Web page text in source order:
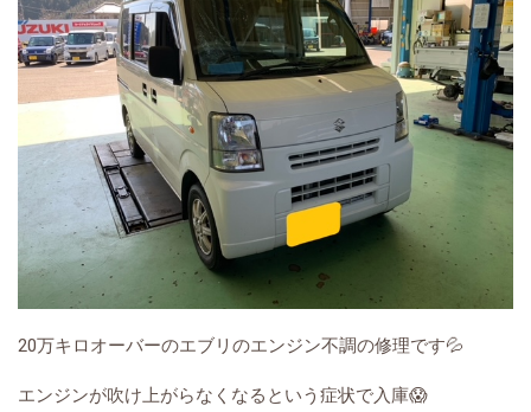
20万キロオーバーのエブリのエンジン不調の修理です💦
エンジンが吹け上がらなくなるという症状で入庫😱